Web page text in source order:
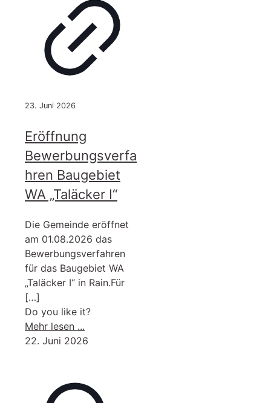
23. Juni 2026
Eröffnung
Bewerbungsverfa
hren Baugebiet
WA „Taläcker I“
Die Gemeinde eröffnet
am 01.08.2026 das
Bewerbungsverfahren
für das Baugebiet WA
„Taläcker I“ in Rain.Für
[…]
Do you like it?
Mehr lesen ...
Eröffnung
WA
„Taläcker
22. Juni 2026